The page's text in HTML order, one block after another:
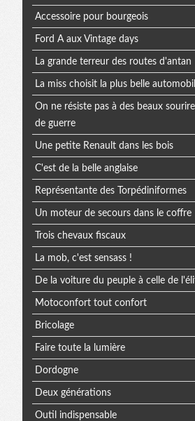
Accessoire pour bourgeois
Ford A aux Vintage days
La grande terreur des routes d'antan
La miss choisit la plus belle
On ne résiste pas à des beaux
de guerre
Une petite Renault dans les bois
C'est de la belle anglaise
Représentante des Torpédiniformes
Un moteur de secours dans le coffre
Trois chevaux fiscaux
La mob, c'est sensass !
De la voiture du peuple à celle de
Motoconfort tout confort
Bricolage
Faire toute la lumière
Dordogne
Deux générations
Outil indispensable